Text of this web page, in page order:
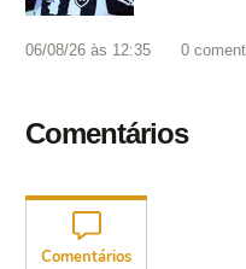
06/08/26 às 12:35 0
Comentários